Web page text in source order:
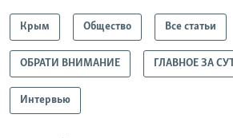
Крым Общество Все статьи
ОБРАТИ ВНИМАНИЕ ГЛАВНОЕ ЗА
Интервью